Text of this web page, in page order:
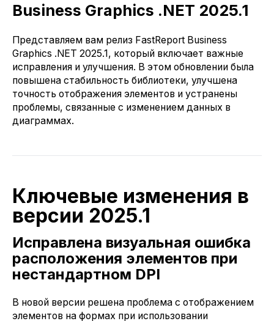
Business Graphics .NET 2025.1
Представляем вам релиз FastReport Business
Graphics .NET 2025.1, который включает важные
исправления и улучшения. В этом обновлении была
повышена стабильность библиотеки, улучшена
точность отображения элементов и устранены
проблемы, связанные с изменением данных в
диаграммах.
Ключевые изменения в
версии 2025.1
Исправлена визуальная ошибка
расположения элементов при
нестандартном DPI
В новой версии решена проблема с отображением
элементов на формах при использовании